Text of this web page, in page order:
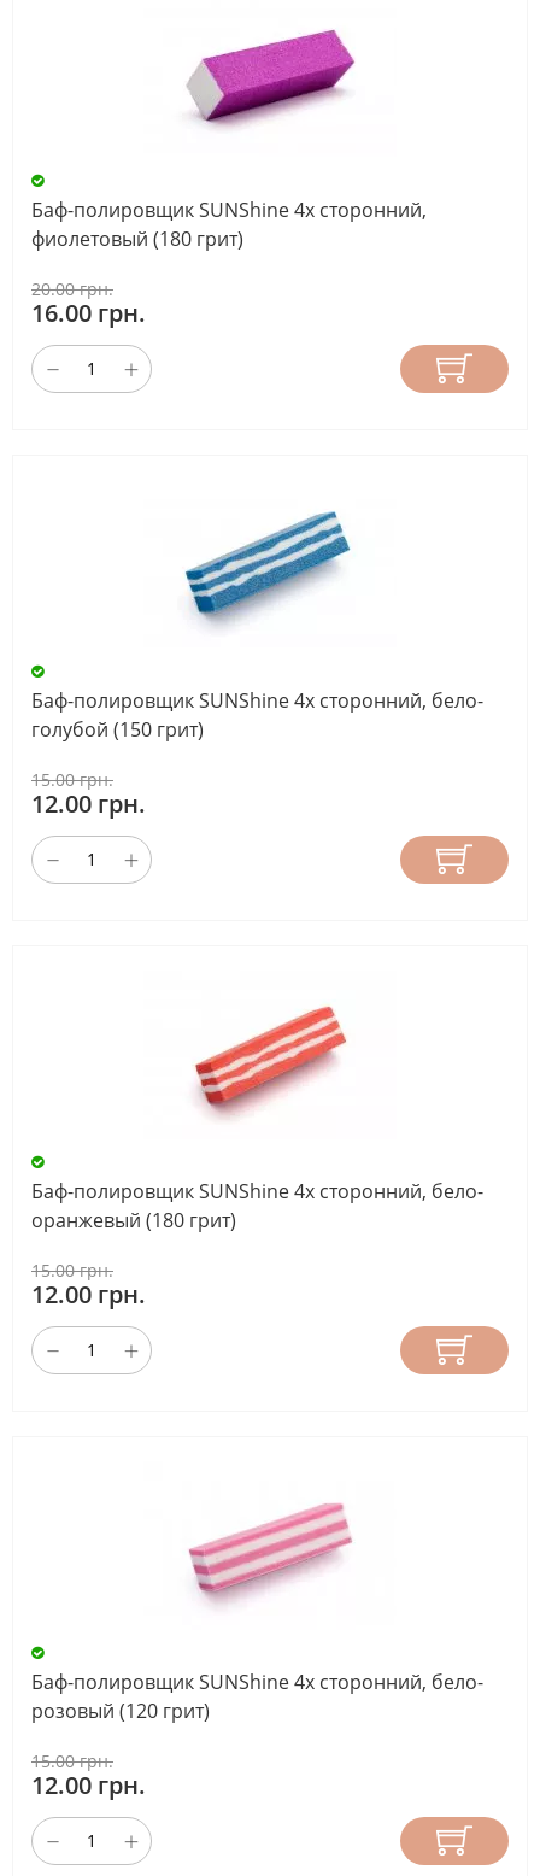
Баф-полировщик SUNShine 4х сторонний,
фиолетовый (180 грит)
20.00 грн.
16.00 грн.
Баф-полировщик SUNShine 4х сторонний, бело-
голубой (150 грит)
15.00 грн.
12.00 грн.
Баф-полировщик SUNShine 4х сторонний, бело-
оранжевый (180 грит)
15.00 грн.
12.00 грн.
Баф-полировщик SUNShine 4х сторонний, бело-
розовый (120 грит)
15.00 грн.
12.00 грн.